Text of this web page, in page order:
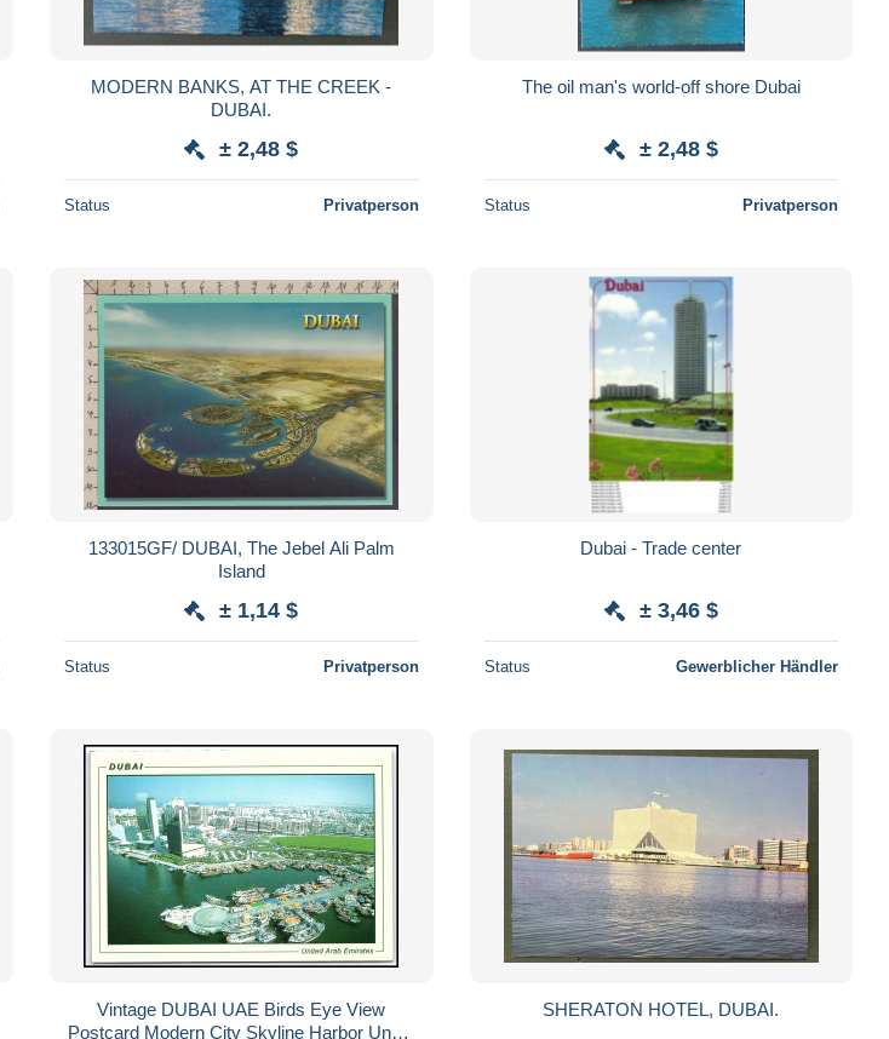
MODERN BANKS, AT THE CREEK -
DUBAI.
± 2,48 $
Status Privatperson
The oil man's world-off shore Dubai
± 2,48 $
Status Privatperson
133015GF/ DUBAI, The Jebel Ali Palm
Island
± 1,14 $
Status Privatperson
Dubai - Trade center
± 3,46 $
Status Gewerblicher Händler
Vintage DUBAI UAE Birds Eye View
Postcard Modern City Skyline Harbor Unp...
SHERATON HOTEL, DUBAI.